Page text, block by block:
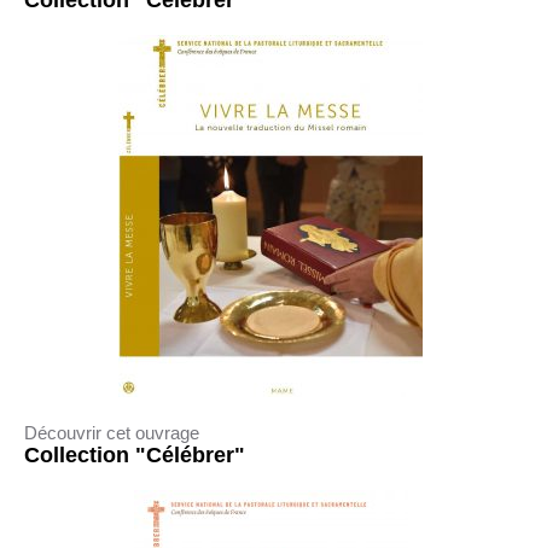
Découvrir cet ouvrage
Collection "Célébrer"